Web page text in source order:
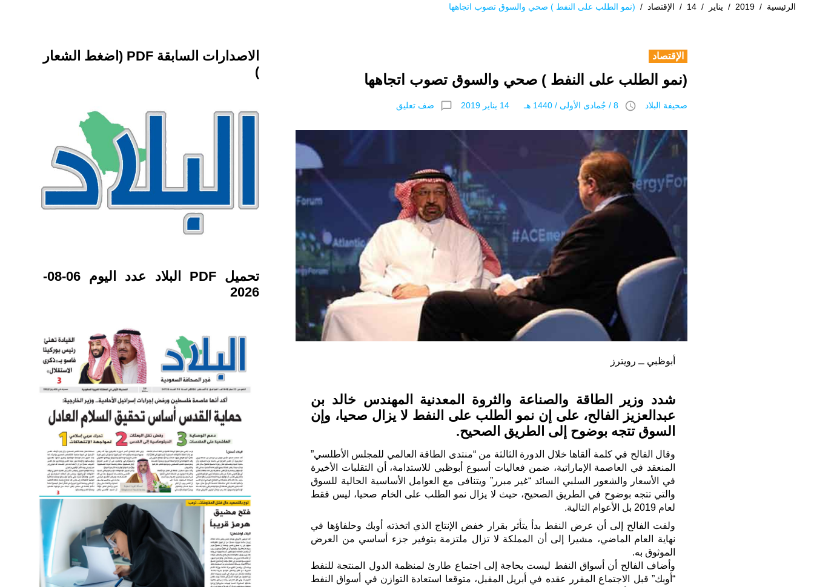
الرئيسية /
2019
/ يناير /
14
/ الإقتصاد / (نمو الطلب على النفط ) صحي والسوق تصوب اتجاهها
الإقتصاد
(نمو الطلب على النفط ) صحي والسوق تصوب اتجاهها
صحيفة البلاد access_time 8 / جُمادى اﻷولى / 1440 هـ 14 يناير 2019 chat_bubble_outline ضف تعليق
أبوظبي ــ رويترز
شدد وزير الطاقة والصناعة والثروة المعدنية المهندس خالد بن
عبدالعزيز الفالح، على إن نمو الطلب على النفط لا يزال صحيا، وإن
السوق تتجه بوضوح إلى الطريق الصحيح.
وقال الفالح في كلمة ألقاها خلال الدورة الثالثة من “منتدى الطاقة العالمي للمجلس الأطلسي”
المنعقد في العاصمة الإماراتية، ضمن فعاليات أسبوع أبوظبي للاستدامة، أن التقلبات الأخيرة
في الأسعار والشعور السلبي السائد “غير مبرر” ويتنافى مع العوامل الأساسية الحالية للسوق
والتي تتجه بوضوح في الطريق الصحيح، حيث لا يزال نمو الطلب على الخام صحيا، ليس فقط
لعام 2019 بل الأعوام التالية.
ولفت الفالح إلى أن عرض النفط بدأ يتأثر بقرار خفض الإنتاج الذي اتخذته أوبك وحلفاؤها في
نهاية العام الماضي، مشيرا إلى أن المملكة لا تزال ملتزمة بتوفير جزء أساسي من العرض
الموثوق به.
وأضاف الفالح أن أسواق النفط ليست بحاجة إلى اجتماع طارئ لمنظمة الدول المنتجة للنفط
“أوبك” قبل الاجتماع المقرر عقده في أبريل المقبل، متوقعا استعادة التوازن في أسواق النفط
الاصدارات السابقة PDF (اضغط الشعار
)
تحميل PDF البلاد عدد اليوم 06-08-
2026